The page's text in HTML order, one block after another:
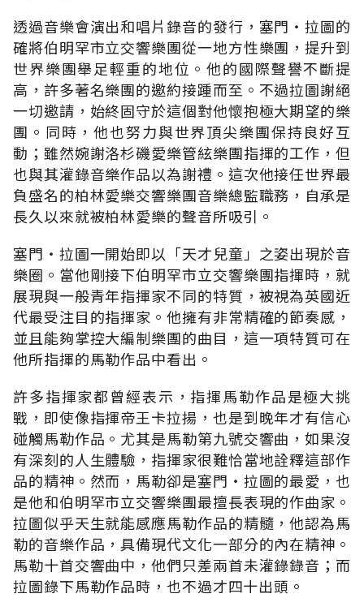
透過音樂會演出和唱片錄音的發行，塞門‧拉圖的
確將伯明罕市立交響樂團從一地方性樂團，提升到
世界樂團舉足輕重的地位。他的國際聲譽不斷提
高，許多著名樂團的邀約接踵而至。不過拉圖謝絕
一切邀請，始終固守於這個對他懷抱極大期望的樂
團。同時，他也努力與世界頂尖樂團保持良好互
動；雖然婉謝洛杉磯愛樂管絃樂團指揮的工作，但
也與其灌錄音樂作品以為謝禮。這次他接任世界最
負盛名的柏林愛樂交響樂團音樂總監職務，自承是
長久以來就被柏林愛樂的聲音所吸引。
塞門‧拉圖一開始即以「天才兒童」之姿出現於音
樂圈。當他剛接下伯明罕市立交響樂團指揮時，就
展現與一般青年指揮家不同的特質，被視為英國近
代最受注目的指揮家。他擁有非常精確的節奏感，
並且能夠掌控大編制樂團的曲目，這一項特質可在
他所指揮的馬勒作品中看出。
許多指揮家都曾經表示，指揮馬勒作品是極大挑
戰，即使像指揮帝王卡拉揚，也是到晚年才有信心
碰觸馬勒作品。尤其是馬勒第九號交響曲，如果沒
有深刻的人生體驗，指揮家很難恰當地詮釋這部作
品的精神。然而，馬勒卻是塞門‧拉圖的最愛，也
是他和伯明罕市立交響樂團最擅長表現的作曲家。
拉圖似乎天生就能感應馬勒作品的精髓，他認為馬
勒的音樂作品，具備現代文化一部分的內在精神。
馬勒十首交響曲中，他們只差兩首未灌錄錄音；而
拉圖錄下馬勒作品時，也不過才四十出頭。